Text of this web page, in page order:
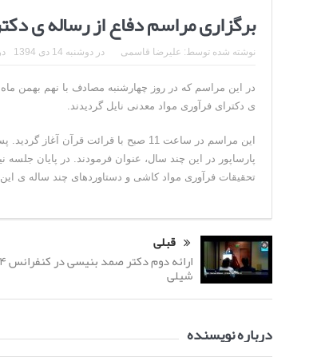
برگزاری مراسم دفاع از رساله ی
نوشته شده توسط: علیرضا قاسمی دردوشنبه 14 دی 1394
ی دکترای فرآوری مواد معدنی نایل گردیدند.
این مراسم در ساعت 11 صبح با قرائت
پارساپور در این چند سال، عنوان فرمودند. در پایان
تحقیقات فرآوری مواد کاشی و دستاوردهای چند ساله ی
قبلی
شیلی
درباره نویسنده